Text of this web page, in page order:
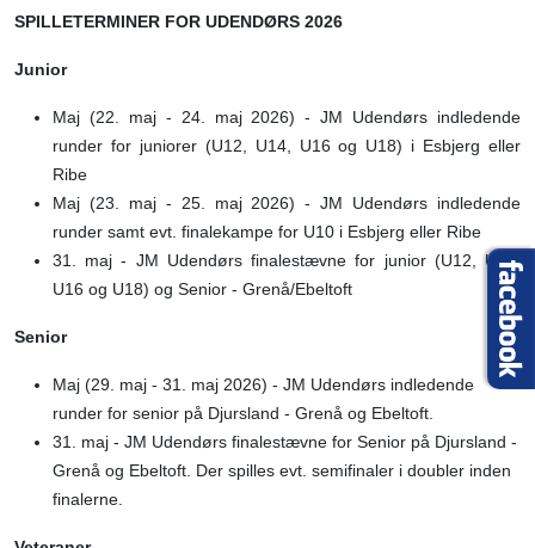
SPILLETERMINER FOR UDENDØRS 2026
Junior
Maj (22. maj - 24. maj 2026) - JM Udendørs indledende
runder for juniorer (U12, U14, U16 og U18) i Esbjerg eller
Ribe
Maj (23. maj - 25. maj 2026) - JM Udendørs indledende
runder samt evt. finalekampe for U10 i Esbjerg eller Ribe
31. maj - JM Udendørs finalestævne for junior (U12, U14,
U16 og U18) og Senior - Grenå/Ebeltoft
Senior
Maj (29. maj - 31. maj 2026) - JM Udendørs indledende
runder for senior på Djursland - Grenå og Ebeltoft.
31. maj - JM Udendørs finalestævne for Senior på Djursland -
Grenå og Ebeltoft. Der spilles evt. semifinaler i doubler inden
finalerne.